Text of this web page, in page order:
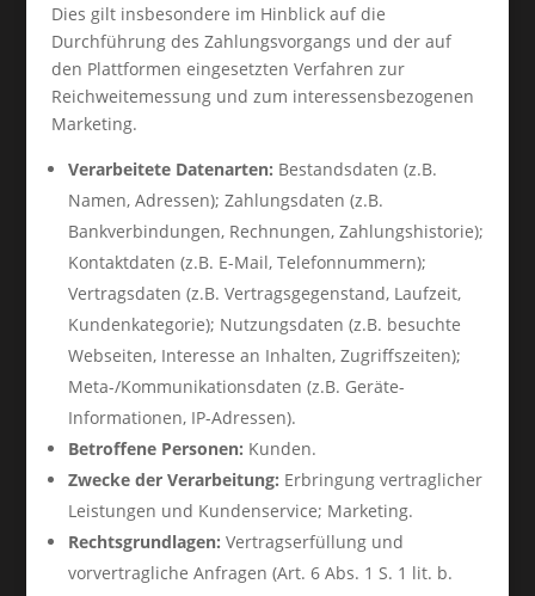
Dies gilt insbesondere im Hinblick auf die
Durchführung des Zahlungsvorgangs und der auf
den Plattformen eingesetzten Verfahren zur
Reichweitemessung und zum interessensbezogenen
Marketing.
Verarbeitete Datenarten: Bestandsdaten (z.B.
Namen, Adressen); Zahlungsdaten (z.B.
Bankverbindungen, Rechnungen, Zahlungshistorie);
Kontaktdaten (z.B. E-Mail, Telefonnummern);
Vertragsdaten (z.B. Vertragsgegenstand, Laufzeit,
Kundenkategorie); Nutzungsdaten (z.B. besuchte
Webseiten, Interesse an Inhalten, Zugriffszeiten);
Meta-/Kommunikationsdaten (z.B. Geräte-
Informationen, IP-Adressen).
Betroffene Personen: Kunden.
Zwecke der Verarbeitung: Erbringung vertraglicher
Leistungen und Kundenservice; Marketing.
Rechtsgrundlagen: Vertragserfüllung und
vorvertragliche Anfragen (Art. 6 Abs. 1 S. 1 lit. b.